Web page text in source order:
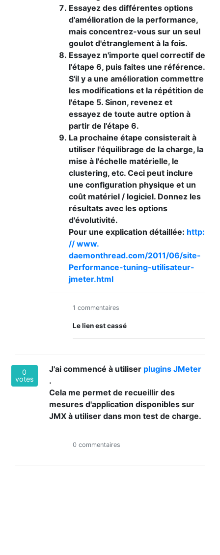
Essayez des différentes options
d'amélioration de la performance,
mais concentrez-vous sur un seul
goulot d'étranglement à la fois.
Essayez n'importe quel correctif de
l'étape 6, puis faites une référence.
S'il y a une amélioration commettre
les modifications et la répétition de
l'étape 5. Sinon, revenez et
essayez de toute autre option à
partir de l'étape 6.
La prochaine étape consisterait à
utiliser l'équilibrage de la charge, la
mise à l'échelle matérielle, le
clustering, etc. Ceci peut inclure
une configuration physique et un
coût matériel / logiciel. Donnez les
résultats avec les options
d'évolutivité.
Pour une explication détaillée: http:
// www.
daemonthread.com/2011/06/site-
Performance-tuning-utilisateur-
jmeter.html
1 commentaires
Le lien est cassé
0
votes
J'ai commencé à utiliser plugins JMeter
.
Cela me permet de recueillir des
mesures d'application disponibles sur
JMX à utiliser dans mon test de charge.
0 commentaires